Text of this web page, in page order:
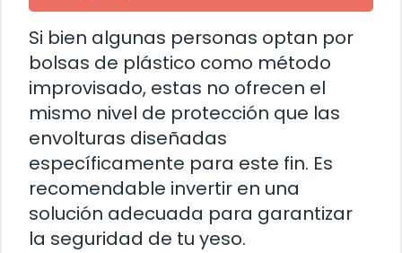
Si bien algunas personas optan por
bolsas de plástico como método
improvisado, estas no ofrecen el
mismo nivel de protección que las
envolturas diseñadas
específicamente para este fin. Es
recomendable invertir en una
solución adecuada para garantizar
la seguridad de tu yeso.